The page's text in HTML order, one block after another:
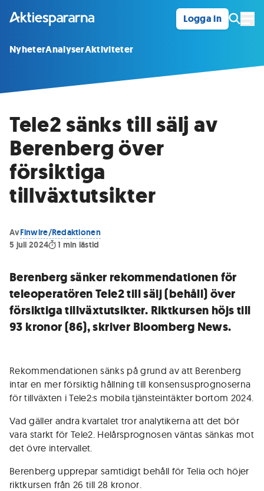
Logga in
NyheterAnalyserAktiviteter
Tele2 sänks till sälj av
Berenberg över
försiktiga
tillväxtutsikter
AvFinwire/Redaktionen
5 juli 2024
1 min lästid
Berenberg sänker rekommendationen för
teleoperatören Tele2 till sälj (behåll) över
försiktiga tillväxtutsikter. Riktkursen höjs till
93 kronor (86), skriver Bloomberg News.
Rekommendationen sänks på grund av att Berenberg
intar en mer försiktig hållning till konsensusprognoserna
för tillväxten i Tele2:s mobila tjänsteintäkter bortom 2024.
Vad gäller andra kvartalet tror analytikerna att det bör
vara starkt för Tele2. Helårsprognosen väntas sänkas mot
det övre intervallet.
Berenberg upprepar samtidigt behåll för Telia och höjer
riktkursen från 26 till 28 kronor.